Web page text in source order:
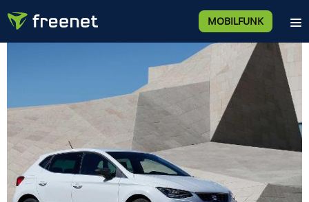
MOBILFUNK